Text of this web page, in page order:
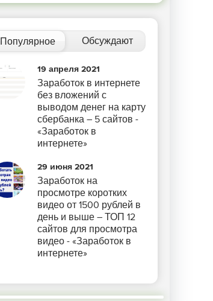
Популярное Обсуждают
19 апреля 2021
Заработок в интернете
без вложений с
выводом денег на карту
сбербанка – 5 сайтов -
«Заработок в
интернете»
29 июня 2021
Заработок на
просмотре коротких
видео от 1500 рублей в
день и выше – ТОП 12
сайтов для просмотра
видео - «Заработок в
интернете»